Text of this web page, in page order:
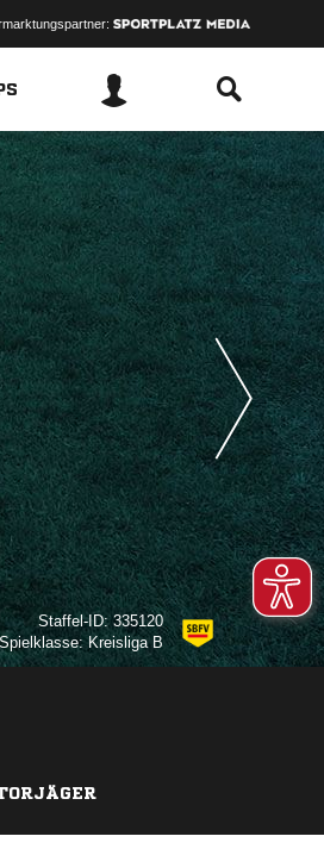
Staffel-ID: 335120
Spielklasse: Kreisliga B